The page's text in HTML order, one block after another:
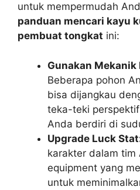
untuk mempermudah
panduan mencari kayu
pembuat tongkat ini:
Gunakan
Beberapa pohon
bisa dijangkau
teka-teki
Anda berdiri di
Upgrade Luck
karakter dalam tim
equipment yang
untuk